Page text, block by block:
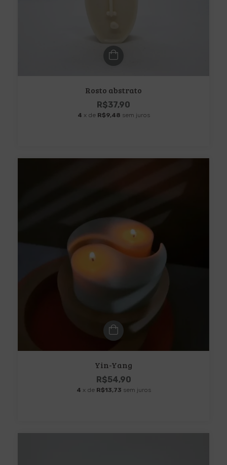
Rosto abstrato
R$37,90
4 x de R$9,48 sem juros
Yin-Yang
R$54,90
4 x de R$13,73 sem juros